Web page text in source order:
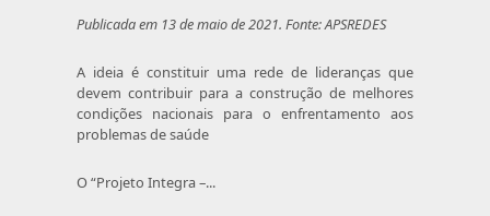
Publicada em 13 de maio de 2021. Fonte: APSREDES
A ideia é constituir uma rede de lideranças que
devem contribuir para a construção de melhores
condições nacionais para o enfrentamento aos
problemas de saúde
O “Projeto Integra –...